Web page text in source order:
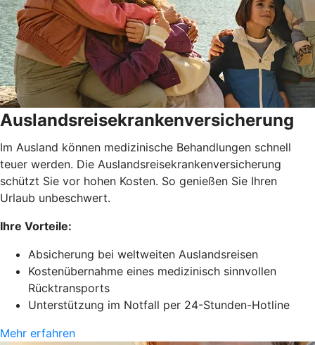
Auslandsreisekrankenversicherung
Im Ausland können medizinische Behandlungen schnell
teuer werden. Die Auslandsreisekrankenversicherung
schützt Sie vor hohen Kosten. So genießen Sie Ihren
Urlaub unbeschwert.
Ihre Vorteile:
Absicherung bei weltweiten Auslandsreisen
Kostenübernahme eines medizinisch sinnvollen
Rücktransports
Unterstützung im Notfall per 24-Stunden-Hotline
Mehr erfahren